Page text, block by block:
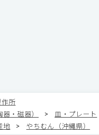
作所
・磁器） > 皿・プレート
地 > やちむん（沖縄県）